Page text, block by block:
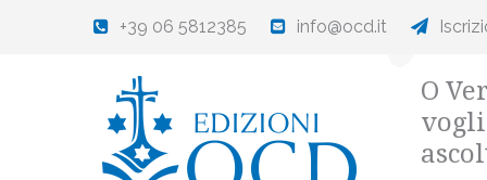
+39 06 5812385 info@ocd.it
O